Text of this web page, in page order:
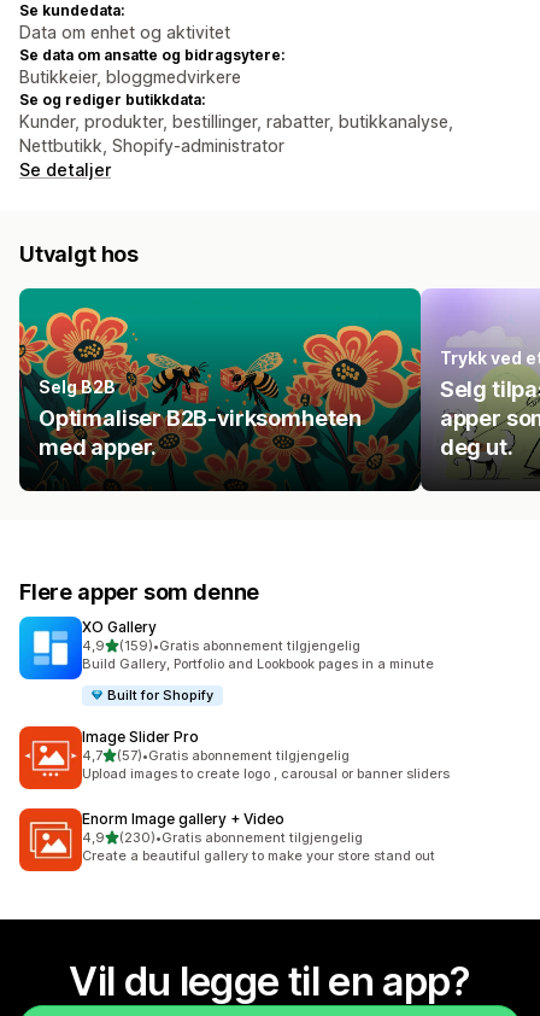
Se kundedata:
Data om enhet og aktivitet
Se data om ansatte og bidragsytere:
Butikkeier, bloggmedvirkere
Se og rediger butikkdata:
Kunder, produkter, bestillinger, rabatter, butikkanalyse,
Nettbutikk, Shopify-administrator
Se detaljer
Utvalgt hos
Selg B2B
Optimaliser B2B-virksomheten
med apper.
Trykk ved
Selg
apper
deg ut.
Flere apper som denne
XO Gallery
4,9av 5 stjerner
(159)
Totalt 159 omtaler
•Gratis abonnement tilgjengelig
Build Gallery, Portfolio and Lookbook pages in a minute
Built for Shopify
Image Slider Pro
4,7av 5 stjerner
(57)
Totalt 57 omtaler
•Gratis abonnement tilgjengelig
Upload images to create logo , carousal or banner sliders
Enorm Image gallery + Video
4,9av 5 stjerner
(230)
Totalt 230 omtaler
•Gratis abonnement tilgjengelig
Create a beautiful gallery to make your store stand out
Vil du legge til en app?